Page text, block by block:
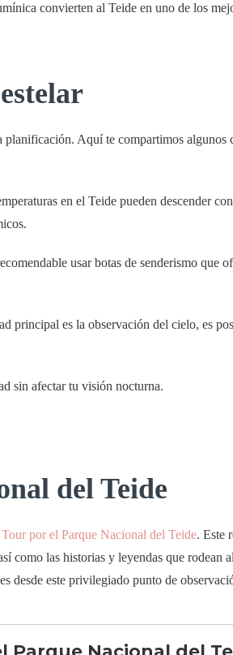
convierten al Teide en uno de los
Aquí te compartimos algunos
en el Teide pueden descender
usar botas de senderismo que
principal es la observación del cielo, es
sin afectar tu visión nocturna.
del Teide
Tour por el Parque Nacional del Teide. Este
como las historias y leyendas que rodean
desde este privilegiado punto de